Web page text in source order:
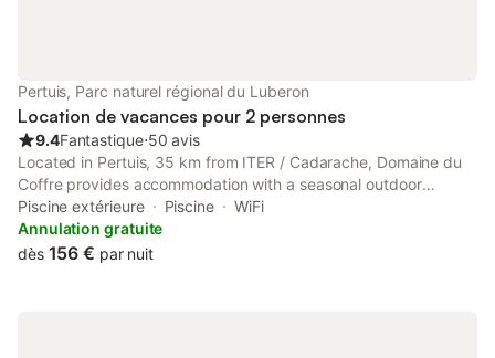
Pertuis, Parc naturel régional du Luberon
Location de vacances pour 2 personnes
9.4Fantastique⋅50 avis
Located in Pertuis, 35 km from ITER / Cadarache, Domaine du
Coffre provides accommodation with a seasonal outdoor
swimming pool, free private parking and a garden.
Piscine extérieure Piscine
WiFi
Annulation gratuite
dès 156 € par nuit